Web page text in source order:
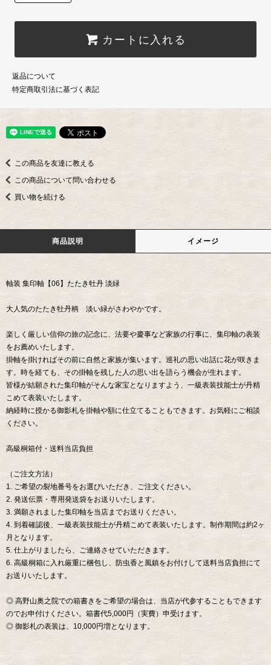
カートに入れる
返品について
特定商取引法に基づく表記
この商品を友達に教える
この商品について問い合わせる
買い物を続ける
商品説明 イメージ
軸装 集印軸【06】たたき牡丹 淡緑
大人気のたたき牡丹柄 淡い緑がさわやかです。
楽しく厳しい信仰の旅の記念に、法要や慶事など家族の行事に、集印軸の表装
をお薦めいたします。
掛軸を掛ければその前に自然と家族が集います。巡礼の思い出話に花が咲きま
す。時を経ても、その掛軸を残した人の思い出を語らう機会が生れます。
皆様が結願された集印軸がそんな家宝となりますよう、一級表装技能士が丹精
こめて表装いたします。
納経時に授かる御影札を掛軸や額に仕立てることもできます。お気軽にご相談
ください。
高級桐箱付・送料当店負担
（ご注文方法）
1. ご希望の裂地番号をお選びいただき、ご注文ください。
2. 発送伝票・専用発送袋をお送りいたします。
3. 満願されました集印軸を当店までお送りください。
4. 到着確認後、一級表装技能士が丹精こめて表装いたします。制作期間は約2ヶ
月となります。
5. 仕上がりましたら、ご連絡させていただきます。
6. 高級桐箱に入れ厳重に梱包し、防虫香と風鎮をお付けして送料当店負担にて
お送りいたします。
◎ 高野山奥之院での箱書きをご希望の場合は、当店が代参することもできます
のでお申付けください。箱書代5,000円（実費）申受けます。
◎ 御影札の表装は、10,000円増となります。